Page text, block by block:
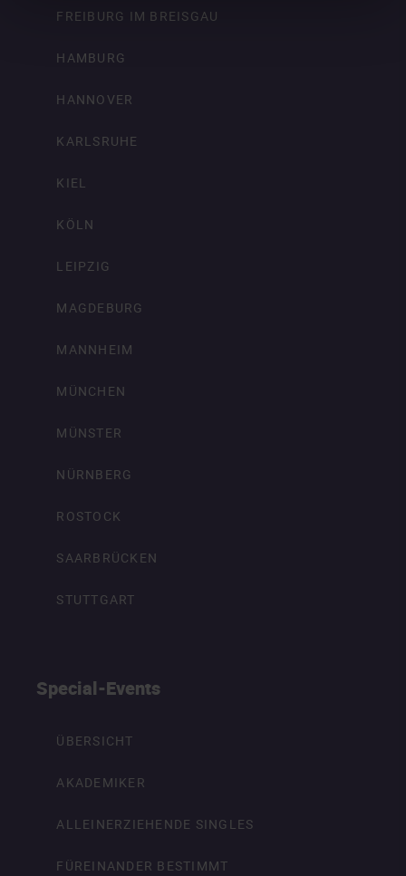
FREIBURG IM BREISGAU
HAMBURG
HANNOVER
KARLSRUHE
KIEL
KÖLN
LEIPZIG
MAGDEBURG
MANNHEIM
MÜNCHEN
MÜNSTER
NÜRNBERG
ROSTOCK
SAARBRÜCKEN
STUTTGART
Special-Events
ÜBERSICHT
AKADEMIKER
ALLEINERZIEHENDE SINGLES
FÜREINANDER BESTIMMT